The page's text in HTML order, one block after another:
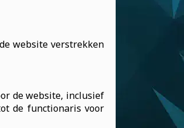
website verstrekken
de website, inclusief
de functionaris voor